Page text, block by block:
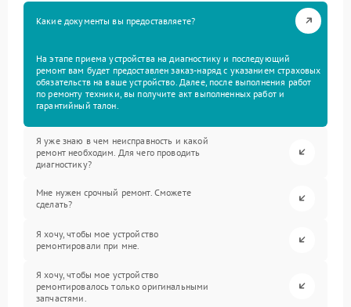
Какие документы вы предоставляете?
На этапе приема устройства на диагностику и последующий
ремонт вам будет предоставлен заказ-наряд с указанием страховых
обязательств на ваше устройство. Далее, после выполнения работ
по ремонту техники, вы получите акт выполненных работ и
гарантийный талон.
Я уже знаю в чем неисправность и какой
ремонт необходим. Для чего проводить
диагностику?
Мне нужен срочный ремонт. Сможете
сделать?
Я хочу, чтобы мое устройство
ремонтировали при мне.
Я хочу, чтобы мое устройство
ремонтировалось только оригинальными
запчастями.